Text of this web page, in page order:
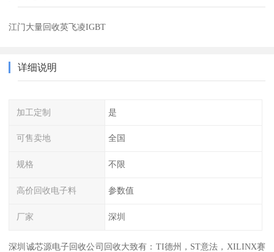
江门大量回收英飞凌IGBT
详细说明
加工定制 是
可售卖地 全国
规格 不限
高价回收电子料 参数值
厂家 深圳
深圳诚芯源电子回收公司回收大致有：TI德州，ST意法，XILINX赛